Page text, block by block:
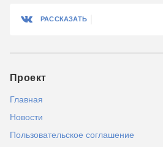
РАССКАЗАТЬ
Проект
Главная
Новости
Пользовательское соглашение